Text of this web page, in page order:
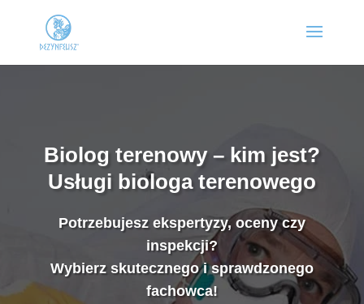
Biolog terenowy – kim jest?
Usługi biologa terenowego
Potrzebujesz ekspertyzy, oceny czy
inspekcji?
Wybierz skutecznego i sprawdzonego
fachowca!